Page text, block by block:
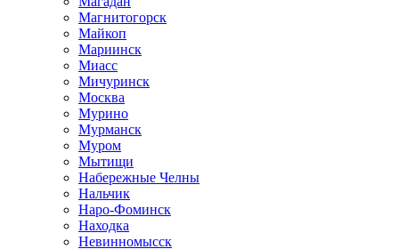
Магнитогорск
Майкоп
Мариинск
Миасс
Мичуринск
Москва
Мурино
Мурманск
Муром
Мытищи
Набережные Челны
Нальчик
Наро-Фоминск
Находка
Невинномысск